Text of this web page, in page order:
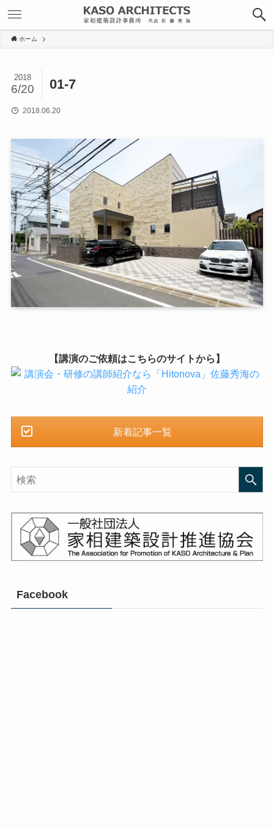
ホーム
01-7
2018
6/20
2018.06.20
【講演のご依頼はこちらのサイトから】
新着記事一覧
Facebook